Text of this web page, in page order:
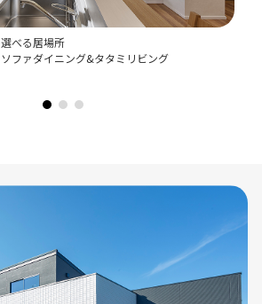
選べる居場所
ソファダイニング&タタミリビング